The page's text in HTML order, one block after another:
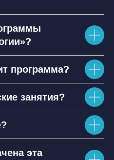
программа?
занятия?
эта